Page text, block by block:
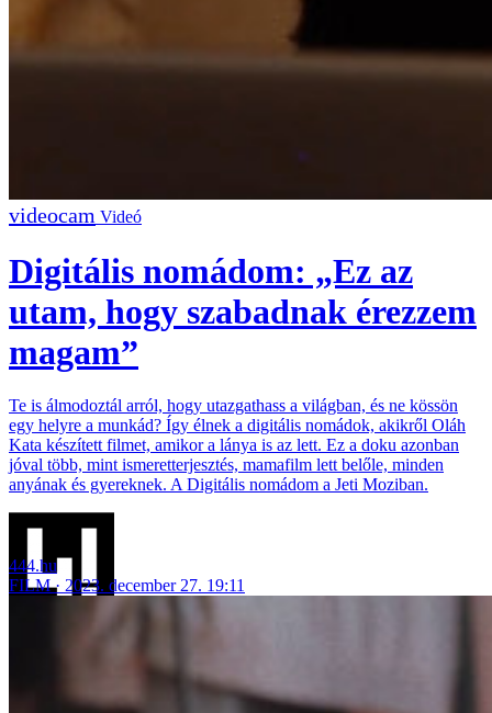
Videó
Digitális nomádom: „Ez az
utam, hogy szabadnak érezzem
magam”
Te is álmodoztál arról, hogy utazgathass a világban, és ne kössön
egy helyre a munkád? Így élnek a digitális nomádok, akikről Oláh
Kata készített filmet, amikor a lánya is az lett. Ez a doku azonban
jóval több, mint ismeretterjesztés, mamafilm lett belőle, minden
anyának és gyereknek. A Digitális nomádom a Jeti Moziban.
444.hu
FILM
2023. december 27. 19:11